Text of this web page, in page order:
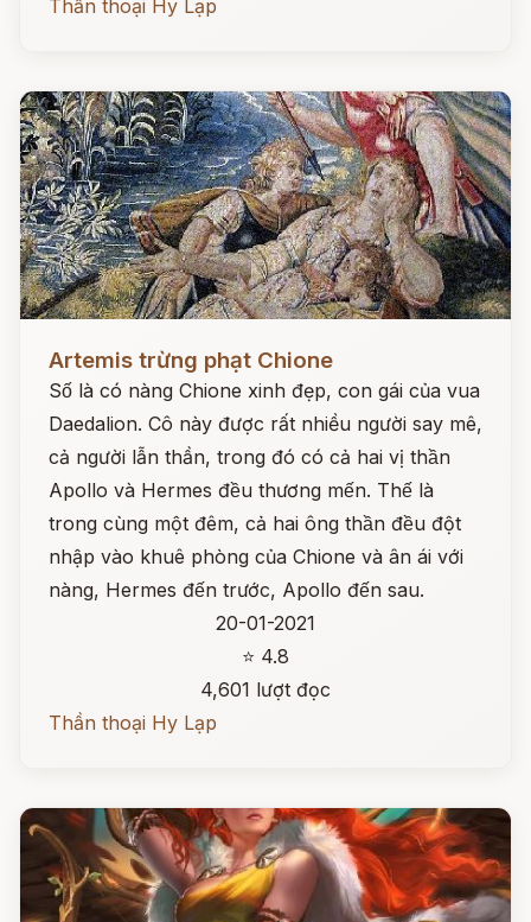
Thần thoại Hy Lạp
Artemis trừng phạt Chione
Số là có nàng Chione xinh đẹp, con gái của vua
Daedalion. Cô này được rất nhiều người say mê,
cả người lẫn thần, trong đó có cả hai vị thần
Apollo và Hermes đều thương mến. Thế là
trong cùng một đêm, cả hai ông thần đều đột
nhập vào khuê phòng của Chione và ân ái với
nàng, Hermes đến trước, Apollo đến sau.
20-01-2021
⭐ 4.8
4,601 lượt đọc
Thần thoại Hy Lạp